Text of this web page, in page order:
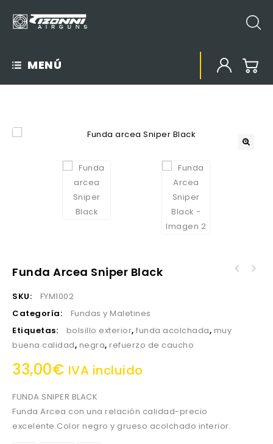
MENÚ
Funda Arcea Sniper Black
SKU:
FYM1002
Categoría:
Fundas y Maletines
Etiquetas:
bolsillo exterior, funda acolchada, muy
buena calidad, negra, refuerzo de caucho
33,00€ IVA incluido
FUNDA SNIPER BLACK
Funda Arcea con una relación calidad-precio
excelente.Color negro y grueso acolchado interior.